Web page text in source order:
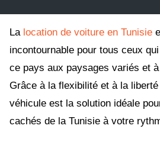
La location de voiture en Tunisie
incontournable pour tous ceux
ce pays aux paysages variés et
Grâce à la flexibilité et à la liberté
véhicule est la solution idéale
cachés de la Tunisie à votre